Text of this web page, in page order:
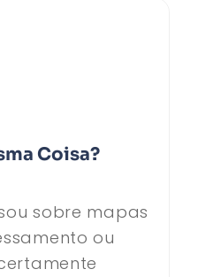
Coisa?
sobre mapas
ou